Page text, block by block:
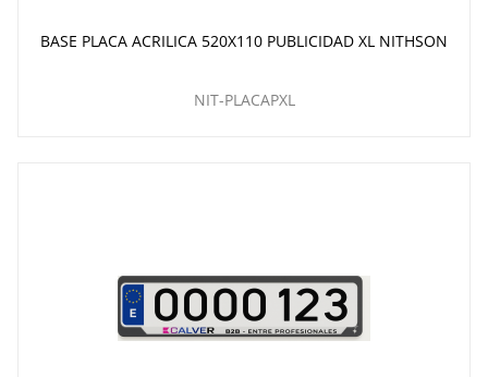
BASE PLACA ACRILICA 520X110 PUBLICIDAD XL NITHSON
NIT-PLACAPXL